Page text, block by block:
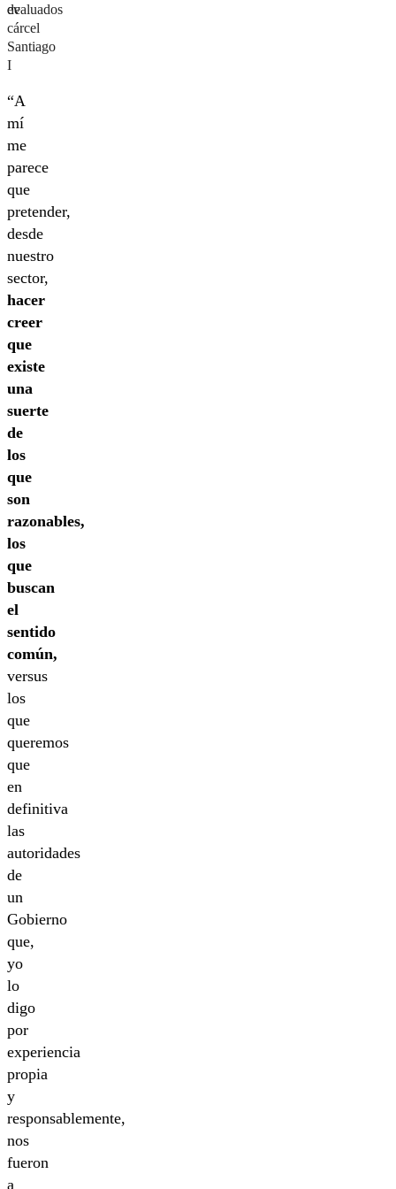
evaluados
de
cárcel
Santiago
I
“A
mí
me
parece
que
pretender,
desde
nuestro
sector,
hacer
creer
que
existe
una
suerte
de
los
que
son
razonables,
los
que
buscan
el
sentido
común,
versus
los
que
queremos
que
en
definitiva
las
autoridades
de
un
Gobierno
que,
yo
lo
digo
por
experiencia
propia
y
responsablemente,
nos
fueron
a